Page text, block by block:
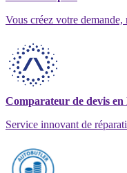
Vous créez votre
Comparateur de devis en
Service innovant de